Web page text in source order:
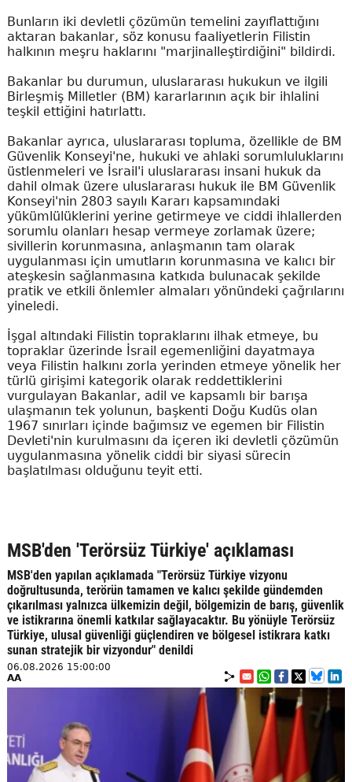
Bunların iki devletli çözümün temelini zayıflattığını
aktaran bakanlar, söz konusu faaliyetlerin Filistin
halkının meşru haklarını "marjinalleştirdiğini" bildirdi.
Bakanlar bu durumun, uluslararası hukukun ve ilgili
Birleşmiş Milletler (BM) kararlarının açık bir ihlalini
teşkil ettiğini hatırlattı.
Bakanlar ayrıca, uluslararası topluma, özellikle de BM
Güvenlik Konseyi'ne, hukuki ve ahlaki sorumluluklarını
üstlenmeleri ve İsrail'i uluslararası insani hukuk da
dahil olmak üzere uluslararası hukuk ile BM Güvenlik
Konseyi'nin 2803 sayılı Kararı kapsamındaki
yükümlülüklerini yerine getirmeye ve ciddi ihlallerden
sorumlu olanları hesap vermeye zorlamak üzere;
sivillerin korunmasına, anlaşmanın tam olarak
uygulanması için umutların korunmasına ve kalıcı bir
ateşkesin sağlanmasına katkıda bulunacak şekilde
pratik ve etkili önlemler almaları yönündeki çağrılarını
yineledi.
İşgal altındaki Filistin topraklarını ilhak etmeye, bu
topraklar üzerinde İsrail egemenliğini dayatmaya
veya Filistin halkını zorla yerinden etmeye yönelik her
türlü girişimi kategorik olarak reddettiklerini
vurgulayan Bakanlar, adil ve kapsamlı bir barışa
ulaşmanın tek yolunun, başkenti Doğu Kudüs olan
1967 sınırları içinde bağımsız ve egemen bir Filistin
Devleti'nin kurulmasını da içeren iki devletli çözümün
uygulanmasına yönelik ciddi bir siyasi sürecin
başlatılması olduğunu teyit etti.
MSB'den 'Terörsüz Türkiye' açıklaması
MSB'den yapılan açıklamada "Terörsüz Türkiye vizyonu
doğrultusunda, terörün tamamen ve kalıcı şekilde gündemden
çıkarılması yalnızca ülkemizin değil, bölgemizin de barış, güvenlik
ve istikrarına önemli katkılar sağlayacaktır. Bu yönüyle Terörsüz
Türkiye, ulusal güvenliği güçlendiren ve bölgesel istikrara katkı
sunan stratejik bir vizyondur" denildi
06.08.2026 15:00:00
AA